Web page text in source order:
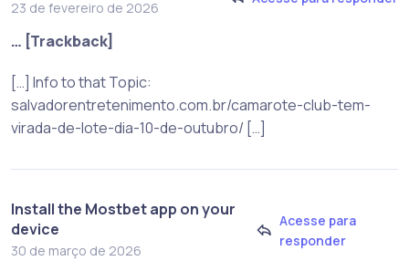
23 de fevereiro de 2026
… [Trackback]
[…] Info to that Topic:
salvadorentretenimento.com.br/camarote-club-tem-
virada-de-lote-dia-10-de-outubro/ […]
Install the Mostbet app on your
device
30 de março de 2026
Acesse para
responder